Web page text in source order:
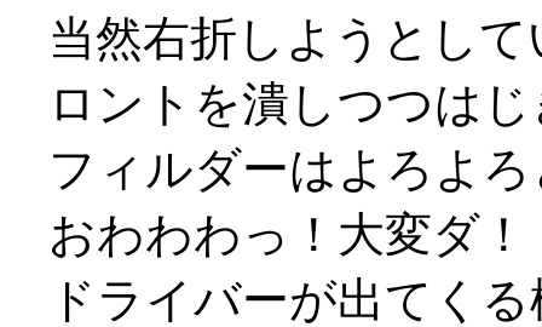
当然右折しようとし
ロントを潰しつつは
フィルダーはよろよ
おわわわっ！大変ダ！
ドライバーが出てく